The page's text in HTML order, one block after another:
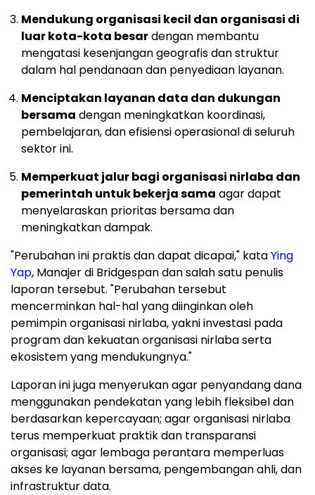
Mendukung organisasi kecil dan organisasi di
luar kota-kota besardengan membantu
mengatasi kesenjangan geografis dan struktur
dalam hal pendanaan dan penyediaan layanan.
Menciptakan layanan data dan dukungan
bersama dengan meningkatkan koordinasi,
pembelajaran, dan efisiensi operasional di seluruh
sektor ini.
Memperkuat jalur bagi organisasi nirlaba dan
pemerintah untuk bekerja sama agar dapat
menyelaraskan prioritas bersama dan
meningkatkan dampak.
"Perubahan ini praktis dan dapat dicapai," kataYing
Yap, Manajer di Bridgespan dan salah satu penulis
laporan tersebut. "Perubahan tersebut
mencerminkan hal-hal yang diinginkan oleh
pemimpin organisasi nirlaba, yakni investasi pada
program dan kekuatan organisasi nirlaba serta
ekosistem yang mendukungnya."
Laporan ini juga menyerukan agar penyandang dana
menggunakan pendekatan yang lebih fleksibel dan
berdasarkan kepercayaan; agar organisasi nirlaba
terus memperkuat praktik dan transparansi
organisasi; agar lembaga perantara memperluas
akses ke layanan bersama, pengembangan ahli, dan
infrastruktur data.